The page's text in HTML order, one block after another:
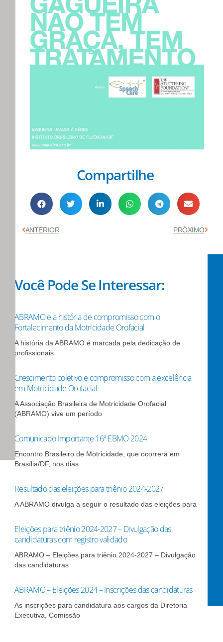
Compartilhe
Anterior
ANTERIOR PRÓXIMO
Você Pode Se Interessar:
ABRAMO e a história de compromisso com o
Fortalecimento da Motricidade Orofacial
A história da ABRAMO é marcada pela dedicação de
profissionais
Crescimento coletivo e compromisso com a excelência
em Motricidade Orofacial
A Associação Brasileira de Motricidade Orofacial
(ABRAMO) vive um período
Comunicado Importante 16º EBMO 2024
Encontro Brasileiro de Motricidade, que ocorrerá em
Brasília/DF, nos dias
Resultado das eleições para triênio 2024-2027
A ABRAMO divulga a seguir o resultado das eleições para
Eleições para triênio 2024-2027 – Divulgação das
candidaturas com registro validado
ABRAMO – Eleições para triênio 2024-2027 – Divulgação
das candidaturas
ABRAMO – Eleições 2024 – Inscrições das candidaturas
As inscrições para candidatura aos cargos da Diretoria
Executiva, Comissão